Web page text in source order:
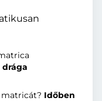
matricát? Időben